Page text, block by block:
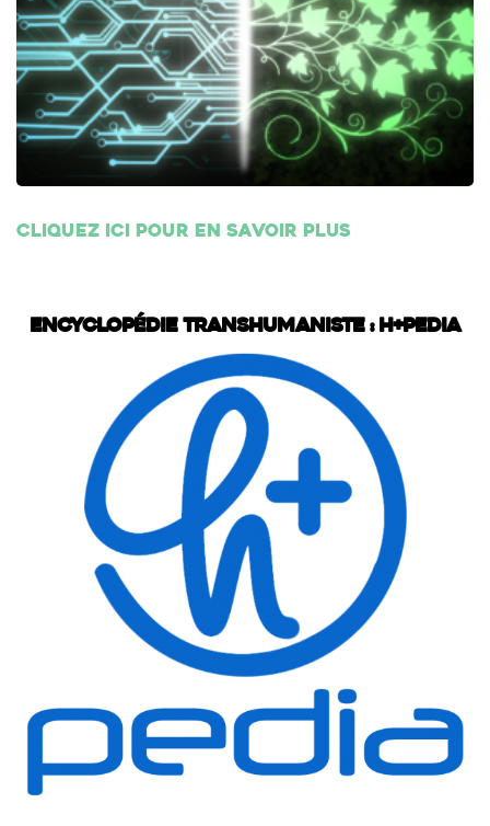
Cliquez ici pour en savoir plus
Encyclopédie transhumaniste : H+Pedia